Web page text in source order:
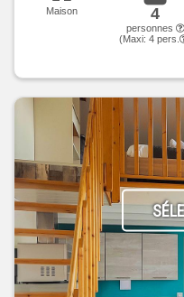
Maison 4
personnes
(Maxi: 4 pers.